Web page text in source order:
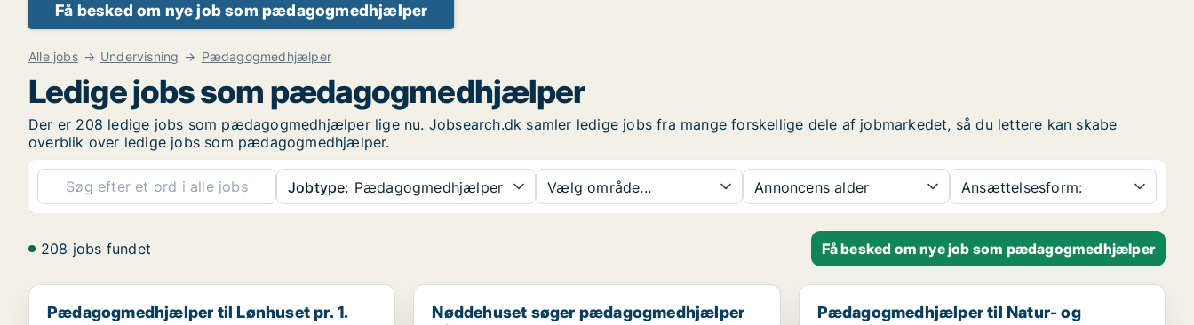
Få besked om nye job som pædagogmedhjælper
Alle jobs Undervisning Pædagogmedhjælper
Ledige jobs som pædagogmedhjælper
Der er 208 ledige jobs som pædagogmedhjælper lige nu. Jobsearch.dk samler ledige jobs fra mange forskellige dele af jobmarkedet, så du lettere kan skabe
overblik over ledige jobs som pædagogmedhjælper.
Jobtype: Pædagogmedhjælper Vælg område... Annoncens alder Ansættelsesform:
208 jobs fundet Få besked om nye job som pædagogmedhjælper
Pædagogmedhjælper til Lønhuset pr. 1. september 20...
Pædagogmedhjælper til Lønhuset pr. 1.
Nøddehuset søger pædagogmedhjælper på fuld tid
Nøddehuset søger pædagogmedhjælper
Pædagogmedhjælper til Natur- og Bevægelsesinstitut...
Pædagogmedhjælper til Natur- og